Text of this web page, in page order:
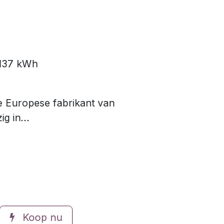
kWh
Europese fabrikant van
in…
Koop nu